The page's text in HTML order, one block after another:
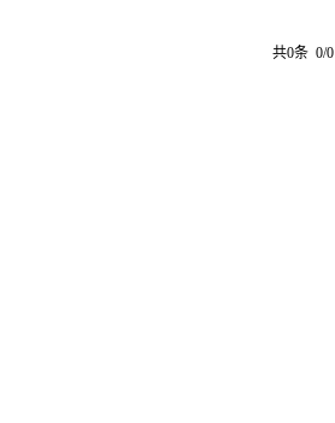
共0条 0/0